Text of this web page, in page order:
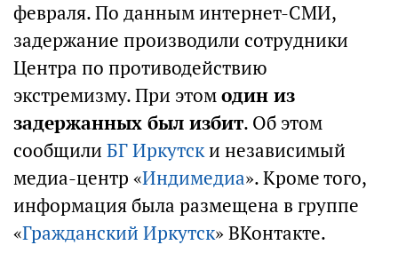
февраля. По данным интернет-СМИ,
задержание производили сотрудники
Центра по противодействию
экстремизму. При этомодин из
задержанных был избит. Об этом
сообщили БГ Иркутски независимый
медиа-центр «Индимедиа». Кроме того,
информация была размещена в группе
«Гражданский Иркутск» ВКонтакте.